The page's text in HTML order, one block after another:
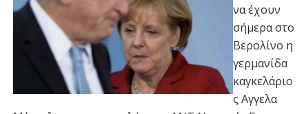
να έχουν
σήμερα στο
Βερολίνο η
γερμανίδα
καγκελάριο
ς Αγγελα